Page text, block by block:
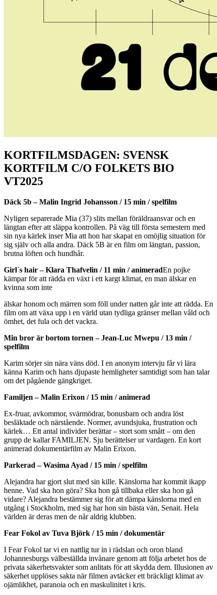
KORTFILMSDAGEN: SVENSK
KORTFILM C/O FOLKETS BIO
VT2025
Däck 5b – Malin Ingrid Johansson / 15 min / spelfilm
Nyligen separerade Mia (37) slits mellan föräldraansvar och en
längtan efter att släppa kontrollen. På väg till första semestern med
sin nya kärlek inser Mia att hon har skapat en omöjlig situation för
sig själv och alla andra. Däck 5B är en film om längtan, passion,
brutna löften och hundhår.
Girl´s hair – Klara Thafvelin / 11 min / animeradEn pojke
kämpar för att rädda en växt i ett kargt klimat, en man älskar en
kvinna som inte
älskar honom och märren som föll under natten går inte att rädda. En
film om att växa upp i en värld utan tydliga gränser mellan våld och
ömhet, det fula och det vackra.
Min bror är bortom tornen – Jean-Luc Mwepu / 13 min /
spelfilm
Karim sörjer sin nära väns död. I en anonym intervju får vi lära
känna Karim och hans djupaste hemligheter samtidigt som han talar
om det pågående gängkriget.
Familjen – Malin Erixon / 15 min / animerad
Ex-fruar, avkommor, svärmödrar, bonusbarn och andra löst
besläktade och närstående. Normer, avundsjuka, frustration och
kärlek… Ett antal individer berättar – stort som smått – om den
grupp de kallar FAMILJEN. Sju berättelser ur vardagen. En kort
animerad dokumentärfilm av Malin Erixon.
Parkerad – Wasima Ayad / 15 min / spelfilm
Alejandra har gjort slut med sin kille. Känslorna har kommit ikapp
henne. Vad ska hon göra? Ska hon gå tillbaka eller ska hon gå
vidare? Alejandra bestämmer sig för att dämpa känslorna med en
utgång i Stockholm, med sig har hon sin bästa vän, Senait. Hela
världen är deras men de når aldrig klubben.
Fear Fokol av Tuva Björk / 15 min / dokumentär
I Fear Fokol tar vi en nattlig tur in i rädslan och oron bland
Johannesburgs välbeställda invånare genom att följa arbetet hos de
privata säkerhetsvakter som anlitats för att skydda dem. Illusionen av
säkerhet upplöses sakta när filmen avtäcker ett bräckligt klimat av
ojämlikhet, paranoia och en maskulinitet i kris.